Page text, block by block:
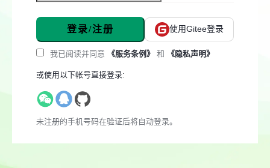
登录/注册 使用Gitee登录
我已阅读并同意 《服务条例》 和 《隐私声明》
或使用以下帐号直接登录:
未注册的手机号码在验证后将自动登录。